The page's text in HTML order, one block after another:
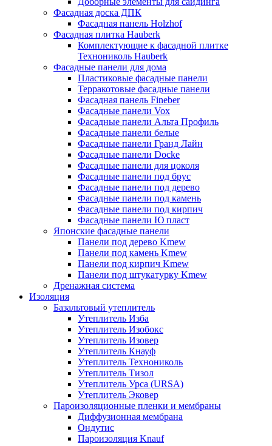
Фасадная доска ДПК
Фасадная панель Holzhof
Фасадная плитка Hauberk
Комплектующие к фасадной плитке
Технониколь Hauberk
Фасадные панели для дома
Пластиковые фасадные панели
Терракотовые фасадные панели
Фасадная панель Fineber
Фасадные панели Vox
Фасадные панели Альта Профиль
Фасадные панели белые
Фасадные панели Гранд Лайн
Фасадные панели Docke
Фасадные панели для цоколя
Фасадные панели под брус
Фасадные панели под дерево
Фасадные панели под камень
Фасадные панели под кирпич
Фасадные панели Ю пласт
Японские фасадные панели
Панели под дерево Kmew
Панели под камень Kmew
Панели под кирпич Kmew
Панели под штукатурку Kmew
Дренажная система
Изоляция
Базальтовый утеплитель
Утеплитель Изба
Утеплитель Изобокс
Утеплитель Изовер
Утеплитель Кнауф
Утеплитель Технониколь
Утеплитель Тизол
Утеплитель Урса (URSA)
Утеплитель Эковер
Пароизоляционные пленки и мембраны
Диффузионная мембрана
Ондутис
Пароизоляция Knauf